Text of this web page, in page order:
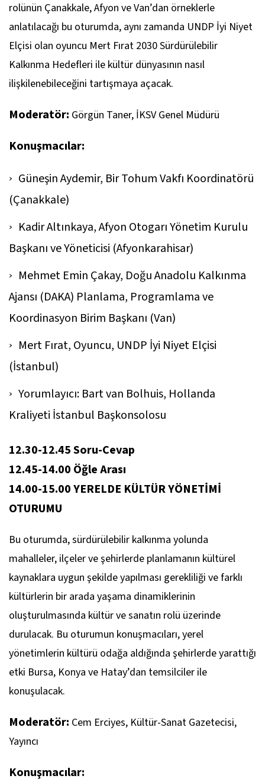
rolünün Çanakkale, Afyon ve Van’dan örneklerle
anlatılacağı bu oturumda, aynı zamanda UNDP İyi Niyet
Elçisi olan oyuncu Mert Fırat 2030 Sürdürülebilir
Kalkınma Hedefleri ile kültür dünyasının nasıl
ilişkilenebileceğini tartışmaya açacak.
Moderatör: Görgün Taner, İKSV Genel Müdürü
Konuşmacılar:
Güneşin Aydemir, Bir Tohum Vakfı Koordinatörü
(Çanakkale)
Kadir Altınkaya, Afyon Otogarı Yönetim Kurulu
Başkanı ve Yöneticisi (Afyonkarahisar)
Mehmet Emin Çakay, Doğu Anadolu Kalkınma
Ajansı (DAKA) Planlama, Programlama ve
Koordinasyon Birim Başkanı (Van)
Mert Fırat, Oyuncu, UNDP İyi Niyet Elçisi
(İstanbul)
Yorumlayıcı: Bart van Bolhuis, Hollanda
Kraliyeti İstanbul Başkonsolosu
12.30-12.45 Soru-Cevap
12.45-14.00 Öğle Arası
14.00-15.00 YERELDE KÜLTÜR YÖNETİMİ
OTURUMU
Bu oturumda, sürdürülebilir kalkınma yolunda
mahalleler, ilçeler ve şehirlerde planlamanın kültürel
kaynaklara uygun şekilde yapılması gerekliliği ve farklı
kültürlerin bir arada yaşama dinamiklerinin
oluşturulmasında kültür ve sanatın rolü üzerinde
durulacak. Bu oturumun konuşmacıları, yerel
yönetimlerin kültürü odağa aldığında şehirlerde yarattığı
etki Bursa, Konya ve Hatay’dan temsilciler ile
konuşulacak.
Moderatör: Cem Erciyes, Kültür-Sanat Gazetecisi,
Yayıncı
Konuşmacılar: